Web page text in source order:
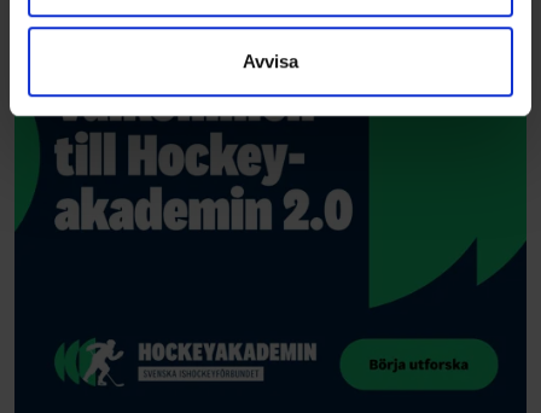
information som du har tillhandahållit eller som de har
samlat in när du har använt deras tjänster.
Avvisa